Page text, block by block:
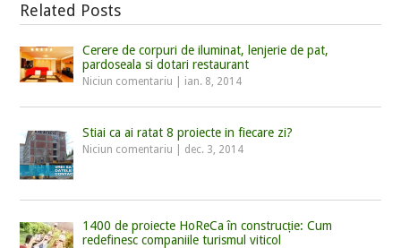
Related Posts
Cerere de corpuri de iluminat, lenjerie de pat,
pardoseala si dotari restaurant
Niciun comentariu ian. 8, 2014
Stiai ca ai ratat 8 proiecte in fiecare zi?
Niciun comentariu dec. 3, 2014
1400 de proiecte HoReCa în construcție: Cum
redefinesc companiile turismul viticol